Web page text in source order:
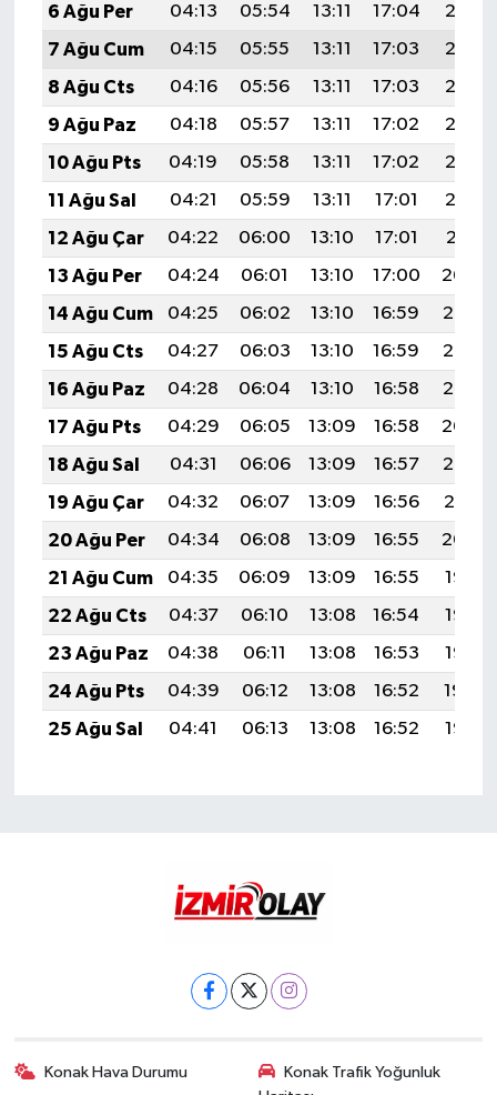
6 Ağu Per
04:13 05:54 13:11 17:04
20:18
7 Ağu Cum
04:15 05:55 13:11 17:03
20:17
8 Ağu Cts
04:16 05:56 13:11 17:03
20:16
9 Ağu Paz
04:18 05:57 13:11 17:02
20:15
10 Ağu Pts
04:19 05:58 13:11 17:02
20:13
11 Ağu Sal
04:21 05:59 13:11 17:01
20:12
12 Ağu Çar
04:22 06:00 13:10 17:01
20:11
13 Ağu Per
04:24 06:01 13:10 17:00
20:09
14 Ağu Cum
04:25 06:02 13:10 16:59
20:08
15 Ağu Cts
04:27 06:03 13:10 16:59
20:07
16 Ağu Paz
04:28 06:04 13:10 16:58
20:05
17 Ağu Pts
04:29 06:05 13:09 16:58
20:04
18 Ağu Sal
04:31 06:06 13:09 16:57
20:02
19 Ağu Çar
04:32 06:07 13:09 16:56
20:01
20 Ağu Per
04:34 06:08 13:09 16:55
20:00
21 Ağu Cum
04:35 06:09 13:09 16:55
19:58
22 Ağu Cts
04:37 06:10 13:08 16:54
19:57
23 Ağu Paz
04:38 06:11 13:08 16:53
19:55
24 Ağu Pts
04:39 06:12 13:08 16:52
19:54
25 Ağu Sal
04:41 06:13 13:08 16:52 19:52
Konak Hava Durumu
Konak Trafik Yoğunluk